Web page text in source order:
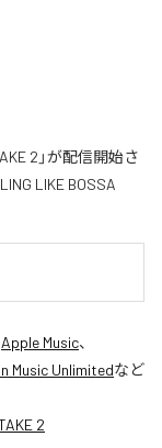
2」が配信開始さ
LIKE BOSSA
Apple Music、
Music Unlimitedなど
2